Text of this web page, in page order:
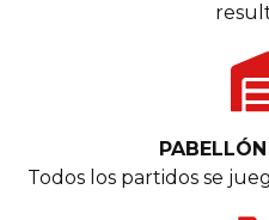
Todos los partidos se